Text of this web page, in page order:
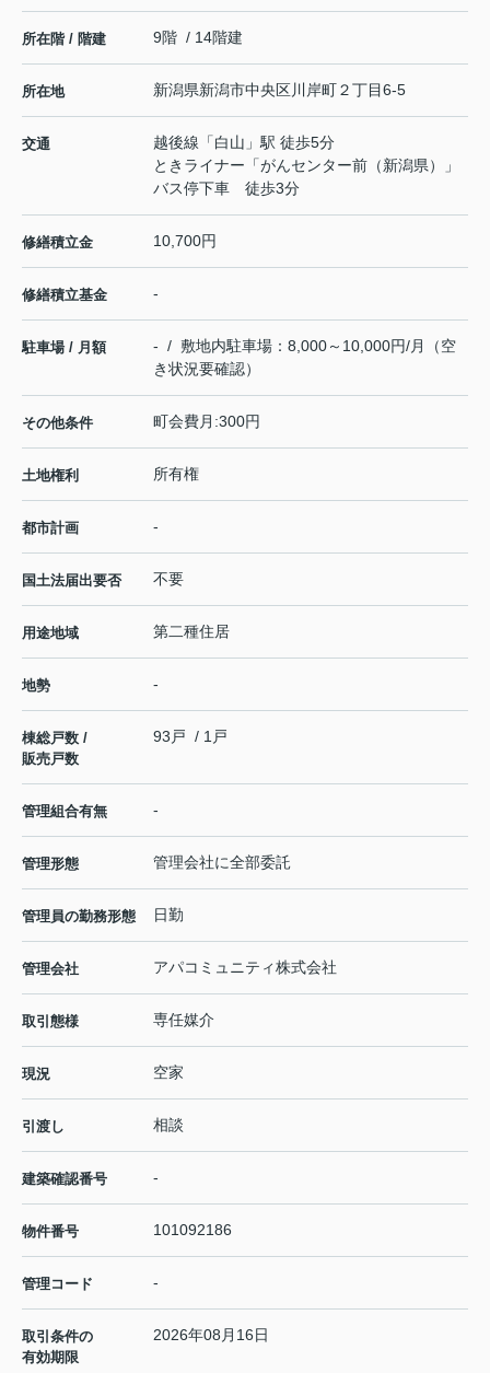
所在階 / 階建 9階 / 14階建
所在地 新潟県新潟市中央区川岸町２丁目6-5
交通 越後線 「白山 」駅 徒歩5分
ときライナー「がんセンター前（新潟県）」
バス停下車 徒歩3分
修繕積立金 10,700円
修繕積立基金 -
駐車場 / 月額
- / 敷地内駐車場：8,000～10,000円/月（空
き状況要確認）
その他条件 町会費月:300円
土地権利 所有権
都市計画 -
国土法届出要否 不要
用途地域 第二種住居
地勢 -
棟総戸数 /
販売戸数
93戸 / 1戸
管理組合有無 -
管理形態 管理会社に全部委託
管理員の勤務形態 日勤
管理会社 アパコミュニティ株式会社
取引態様 専任媒介
現況 空家
引渡し 相談
建築確認番号 -
物件番号 101092186
管理コード -
取引条件の
有効期限
2026年08月16日